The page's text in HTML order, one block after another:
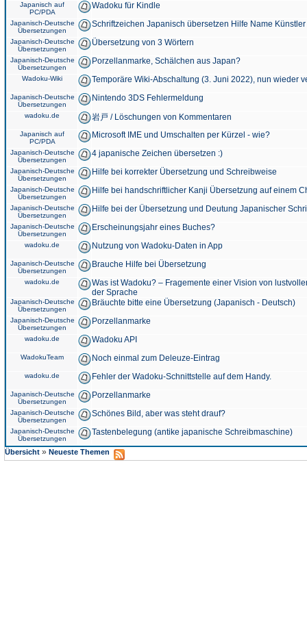
Japanisch auf
PC/PDA
Wadoku für Kindle
Japanisch-Deutsche
Übersetzungen
Schriftzeichen Japanisch übersetzen Hilfe Name
Japanisch-Deutsche
Übersetzungen
Übersetzung von 3 Wörtern
Japanisch-Deutsche
Übersetzungen
Porzellanmarke, Schälchen aus Japan?
Wadoku-Wiki Temporäre Wiki-Abschaltung (3. Juni 2022), nun wieder
Japanisch-Deutsche
Übersetzungen
Nintendo 3DS Fehlermeldung
wadoku.de 岩戸 / Löschungen von Kommentaren
Japanisch auf
PC/PDA
Microsoft IME und Umschalten per Kürzel - wie?
Japanisch-Deutsche
Übersetzungen
4 japanische Zeichen übersetzen :)
Japanisch-Deutsche
Übersetzungen
Hilfe bei korrekter Übersetzung und Schreibweise
Japanisch-Deutsche
Übersetzungen
Hilfe bei handschriftlicher Kanji Übersetzung auf einem
Japanisch-Deutsche
Übersetzungen
Hilfe bei der Übersetzung und Deutung Japanischer
Japanisch-Deutsche
Übersetzungen
Erscheinungsjahr eines Buches?
wadoku.de Nutzung von Wadoku-Daten in App
Japanisch-Deutsche
Übersetzungen
Brauche Hilfe bei Übersetzung
wadoku.de
Was ist Wadoku? – Fragemente einer Vision von
der Sprache
Japanisch-Deutsche
Übersetzungen
Bräuchte bitte eine Übersetzung (Japanisch - Deutsch)
Japanisch-Deutsche
Übersetzungen
Porzellanmarke
wadoku.de Wadoku API
WadokuTeam Noch einmal zum Deleuze-Eintrag
wadoku.de Fehler der Wadoku-Schnittstelle auf dem Handy.
Japanisch-Deutsche
Übersetzungen
Porzellanmarke
Japanisch-Deutsche
Übersetzungen
Schönes Bild, aber was steht drauf?
Japanisch-Deutsche
Übersetzungen
Tastenbelegung (antike japanische Schreibmaschine)
Übersicht » Neueste Themen